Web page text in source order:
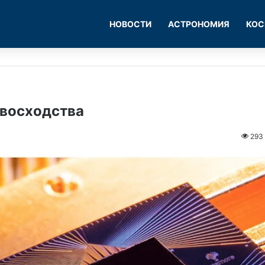
НОВОСТИ АСТРОНОМИЯ
293